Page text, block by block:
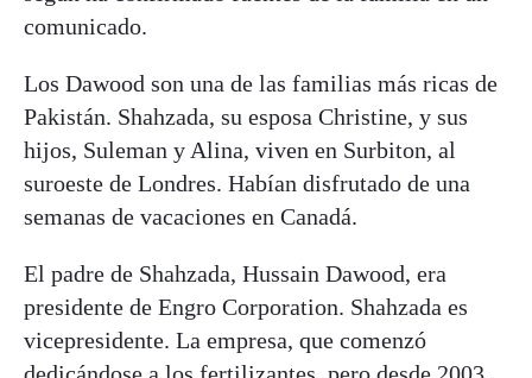
comunicado.
Los Dawood son una de las familias más ricas de
Pakistán. Shahzada, su esposa Christine, y sus
hijos, Suleman y Alina, viven en Surbiton, al
suroeste de Londres. Habían disfrutado de una
semanas de vacaciones en Canadá.
El padre de Shahzada, Hussain Dawood, era
presidente de Engro Corporation. Shahzada es
vicepresidente. La empresa, que comenzó